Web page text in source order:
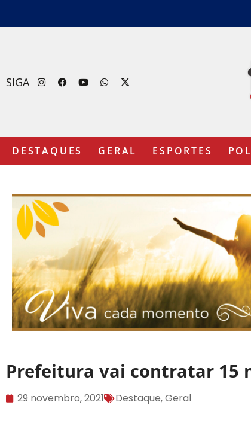
SIGA
DESTAQUES GERAL ESPORTES
Prefeitura vai contratar 15
29 novembro, 2021 Destaque,Geral